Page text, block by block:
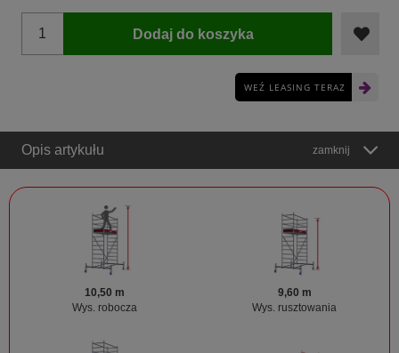
Dodaj do koszyka
WEŹ LEASING TERAZ
Opis artykułu zamknij
10,50 m
Wys. robocza
9,60 m
Wys. rusztowania